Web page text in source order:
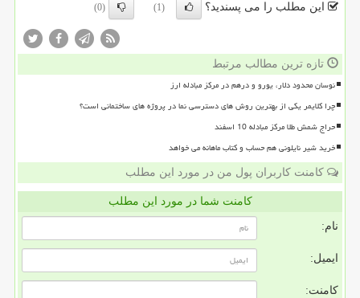
این مطلب را می پسندید؟ (1)
(0)
تازه ترین مطالب مرتبط
نوسان محدود دلار، یورو و درهم در مرکز مبادله ارز
چرا کلایمر یکی از بهترین روش های دسترسی نما در پروژه های ساختمانی است؟
حراج شمش طلا مرکز مبادله 10 اسفند
خرید شیر نایلونی هم حساب و کتاب ماهانه می خواهد
کامنت کاربران پول من در مورد این مطلب
کامنت شما در مورد این مطلب
نام:
ایمیل:
کامنت: